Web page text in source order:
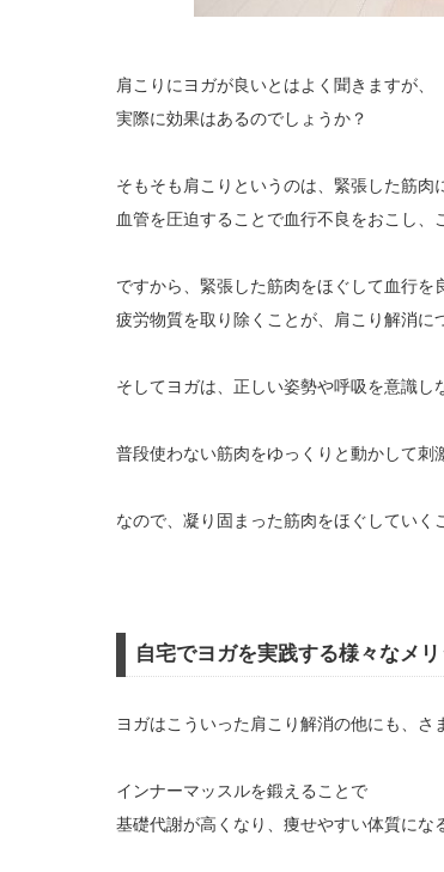
肩こりにヨガが良いとはよく聞きますが、
実際に効果はあるのでしょうか？
そもそも肩こりというのは、緊張した筋肉
血管を圧迫することで血行不良をおこし、
ですから、緊張した筋肉をほぐして血行を
疲労物質を取り除くことが、肩こり解消に
そしてヨガは、正しい姿勢や呼吸を意識し
普段使わない筋肉をゆっくりと動かして刺
なので、凝り固まった筋肉をほぐしていく
自宅でヨガを実践する様々なメリ
ヨガはこういった肩こり解消の他にも、さ
インナーマッスルを鍛えることで
基礎代謝が高くなり、痩せやすい体質にな